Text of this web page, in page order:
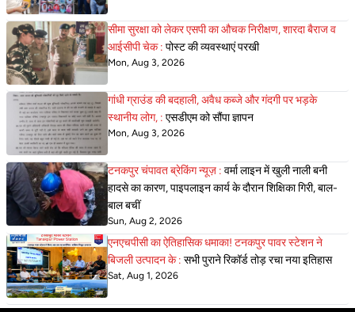
सीमा सुरक्षा को लेकर एसपी का औचक निरीक्षण, शारदा बैराज व
आईसीपी चेक : पोस्ट की व्यवस्थाएं परखी
Mon, Aug 3, 2026
गांधी ग्राउंड की बदहाली, अवैध कब्जे और गंदगी पर भड़के
स्थानीय लोग, : एसडीएम को सौंपा ज्ञापन
Mon, Aug 3, 2026
टनकपुर चंपावत ब्रेकिंग न्यूज़ : वर्मा लाइन में खुली नाली बनी
हादसे का कारण, पाइपलाइन कार्य के दौरान शिक्षिका गिरी, बाल-
बाल बचीं
Sun, Aug 2, 2026
एनएचपीसी का ऐतिहासिक धमाका! टनकपुर पावर स्टेशन ने
बिजली उत्पादन के : सभी पुराने रिकॉर्ड तोड़ रचा नया इतिहास
Sat, Aug 1, 2026